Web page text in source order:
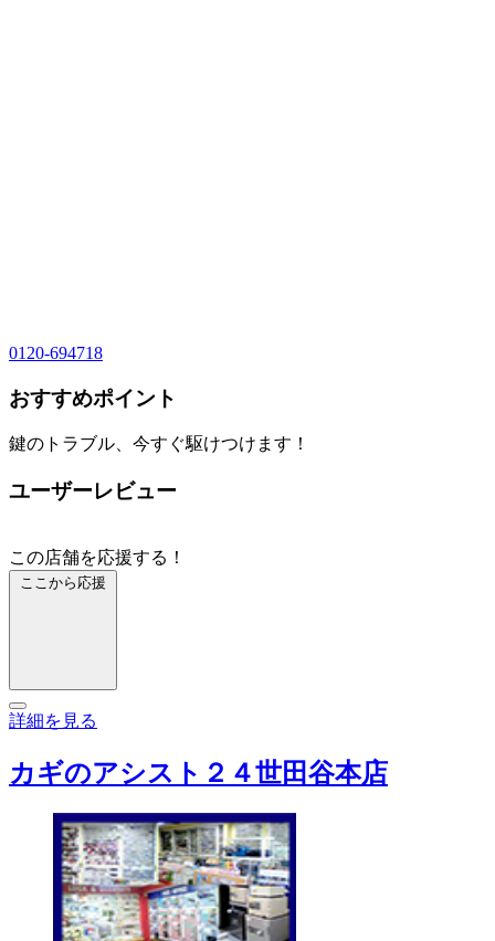
0120-694718
おすすめポイント
鍵のトラブル、今すぐ駆けつけます！
ユーザーレビュー
この店舗を応援する！
ここから応援
詳細を見る
カギのアシスト２４世田谷本店